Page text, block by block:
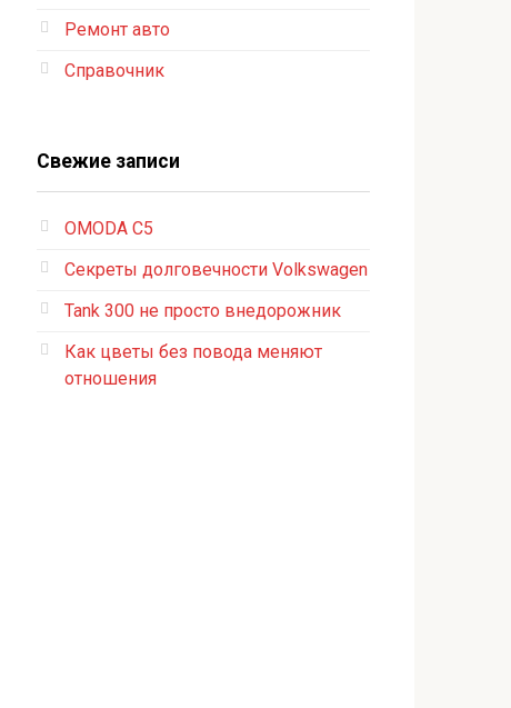
Ремонт авто
Справочник
Свежие записи
OMODA C5
Секреты долговечности Volkswagen
Tank 300 не просто внедорожник
Как цветы без повода меняют
отношения